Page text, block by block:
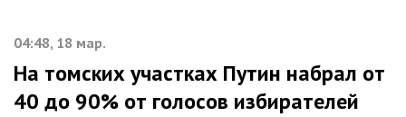
04:48, 18 мар.
На томских участках Путин набрал от
40 до 90% от голосов избирателей